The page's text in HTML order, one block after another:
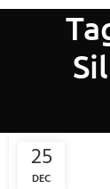
25
DEC